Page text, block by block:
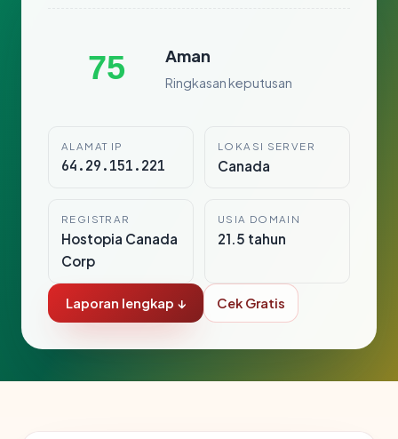
75 Aman
Ringkasan keputusan
ALAMAT IP
64.29.151.221
LOKASI SERVER
Canada
REGISTRAR
Hostopia Canada
Corp
USIA DOMAIN
21.5 tahun
Laporan lengkap ↓ Cek Gratis